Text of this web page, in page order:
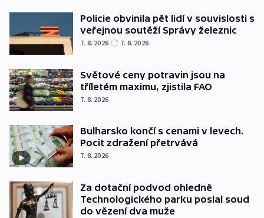
Policie obvinila pět lidí v souvislosti s
veřejnou soutěží Správy železnic
7. 8. 2026 7. 8. 2026
Světové ceny potravin jsou na
tříletém maximu, zjistila FAO
7. 8. 2026
Bulharsko končí s cenami v levech.
Pocit zdražení přetrvává
7. 8. 2026
Za dotační podvod ohledně
Technologického parku poslal soud
do vězení dva muže